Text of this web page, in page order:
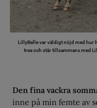
LillyBelle var väldigt nöjd med hur
trea och står tillsammans med
Den fina vackra
inne på min femte av